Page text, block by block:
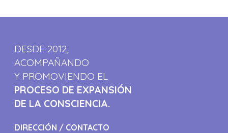
DESDE 2012,
ACOMPAÑANDO
Y PROMOVIENDO EL
PROCESO DE EXPANSIÓN
DE LA CONSCIENCIA.
DIRECCIÓN / CONTACTO